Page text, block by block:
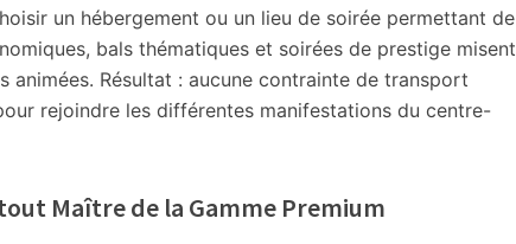
un hébergement ou un lieu de soirée permettant de
bals thématiques et soirées de prestige misent
animées. Résultat : aucune contrainte de transport
rejoindre les différentes manifestations du centre-
Maître de la Gamme Premium